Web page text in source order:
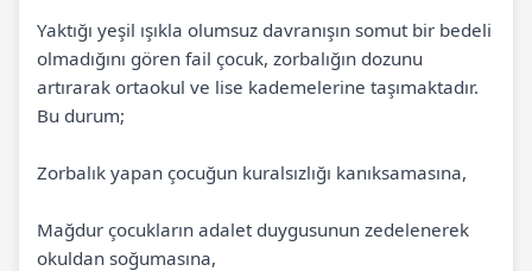
Yaktığı yeşil ışıkla olumsuz davranışın somut bir bedeli
olmadığını gören fail çocuk, zorbalığın dozunu
artırarak ortaokul ve lise kademelerine taşımaktadır.
Bu durum;
Zorbalık yapan çocuğun kuralsızlığı kanıksamasına,
Mağdur çocukların adalet duygusunun zedelenerek
okuldan soğumasına,